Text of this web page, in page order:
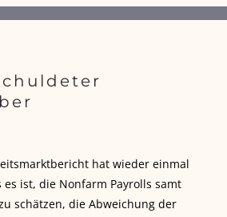
hat wieder einmal
es ist, die Nonfarm Payrolls samt
schätzen, die Abweichung der